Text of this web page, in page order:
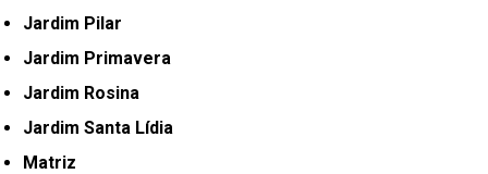
Jardim Pilar
Jardim Primavera
Jardim Rosina
Jardim Santa Lídia
Matriz